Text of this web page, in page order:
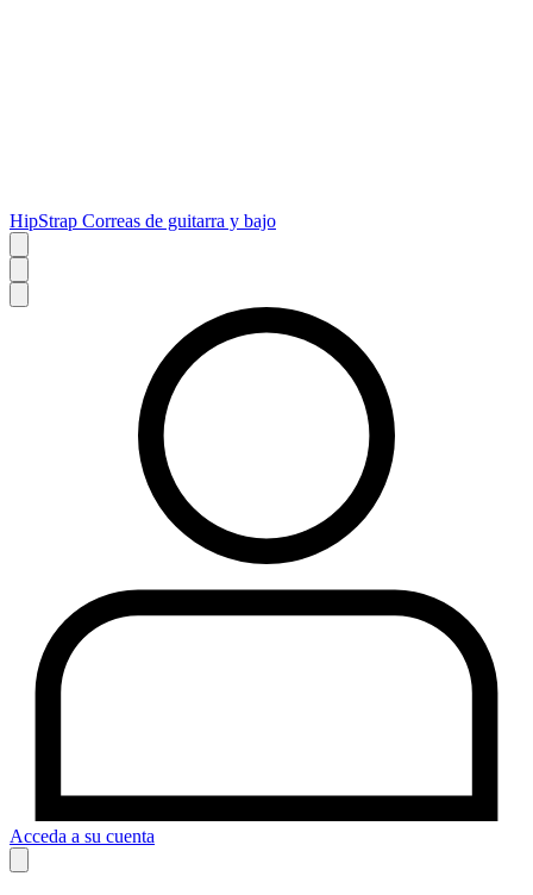
HipStrap Correas de guitarra y bajo
Acceda a su cuenta